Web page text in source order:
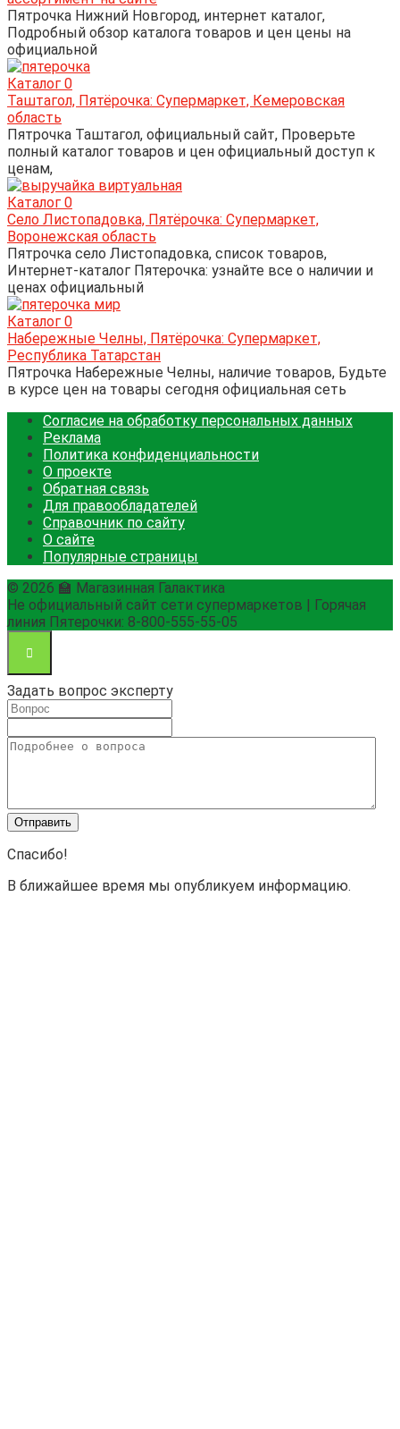
Пятрочка Нижний Новгород, интернет каталог,
Подробный обзор каталога товаров и цен цены на
официальной
Каталог 0
Таштагол, Пятёрочка: Супермаркет, Кемеровская
область
Пятрочка Таштагол, официальный сайт, Проверьте
полный каталог товаров и цен официальный доступ к
ценам,
Каталог 0
Село Листопадовка, Пятёрочка: Супермаркет,
Воронежская область
Пятрочка село Листопадовка, список товаров,
Интернет-каталог Пятерочка: узнайте все о наличии и
ценах официальный
Каталог 0
Набережные Челны, Пятёрочка: Супермаркет,
Республика Татарстан
Пятрочка Набережные Челны, наличие товаров, Будьте
в курсе цен на товары сегодня официальная сеть
Согласие на обработку персональных данных
Реклама
Политика конфиденциальности
О проекте
Обратная связь
Для правообладателей
Справочник по сайту
О сайте
Популярные страницы
© 2026 🏫 Магазинная Галактика
Не официальный сайт сети супермаркетов | Горячая
линия Пятерочки: 8-800-555-55-05
Задать вопрос эксперту
Спасибо!
В ближайшее время мы опубликуем информацию.